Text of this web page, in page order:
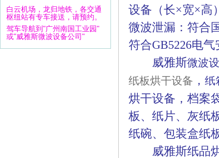
白云机场，龙归地铁，各交通
枢纽站有专车接送，请预约。
驾车导航到"广州南国工业园"
或"威雅斯微波设备公司"
设备（长×宽×高
微波泄漏：符合
符合GB5226电
威雅斯微波
纸板烘干设备 ， 纸
烘干设备，档案
板、纸片、灰纸
纸碗、包装盒纸
威雅斯纸品烘